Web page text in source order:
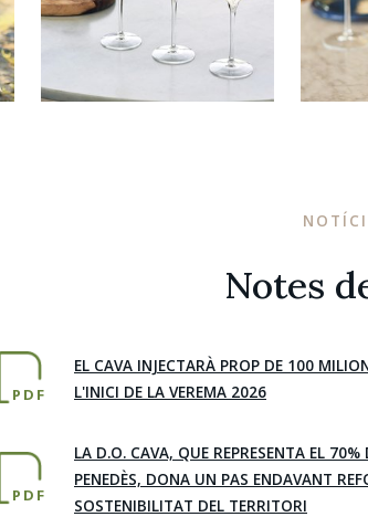
Notes
PDF
EL CAVA INJECTARÀ PROP DE 100
L'INICI DE LA VEREMA 2026
PDF
LA D.O. CAVA, QUE REPRESENTA EL
PENEDÈS, DONA UN PAS ENDAVANT
SOSTENIBILITAT DEL TERRITORI